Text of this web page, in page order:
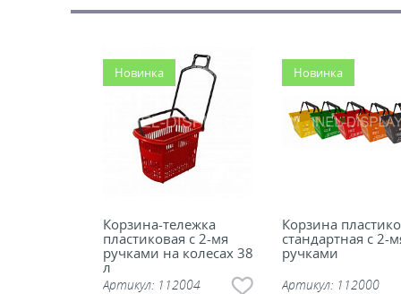
Новинка
Корзина-тележка
пластиковая с 2-мя
ручками на колесах 38
л
Артикул: 112004
Новинка
Корзина
стандартная с 2-
ручками
Артикул: 112000